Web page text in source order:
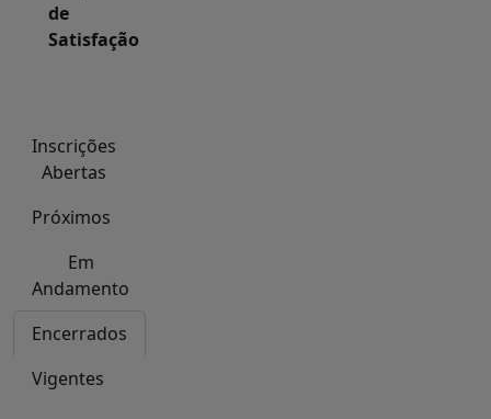
de
Satisfação
Inscrições
Abertas
Próximos
Em
Andamento
Encerrados
Vigentes